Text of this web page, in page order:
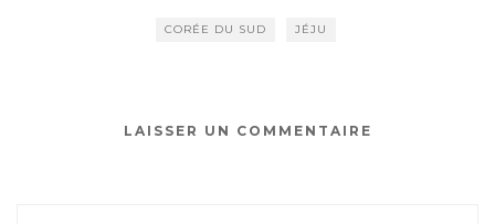
CORÉE DU SUD JÉJU
LAISSER UN COMMENTAIRE